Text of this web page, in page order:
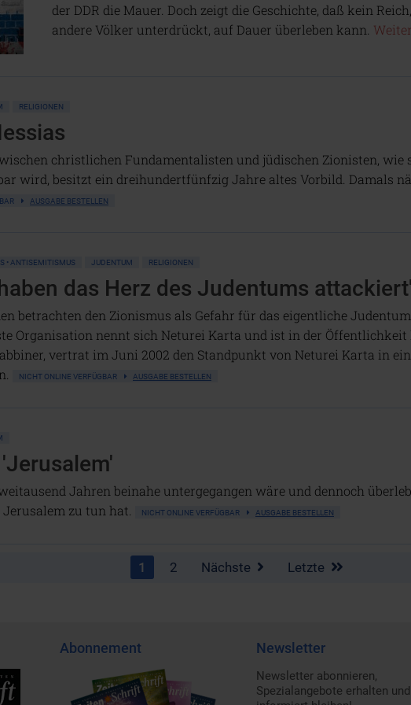
der DDR die Mauer. Doch zeigt die Geschichte, daß kein
andere Völker unterdrückt, auf Dauer überleben kann.
RELIGIONEN
christlichen Fundamentalisten und jüdischen Zionisten, wie
wird, besitzt ein dreihundertfünfzig Jahre altes Vorbild. Damals
AUSGABE BESTELLEN
• ANTISEMITISMUS JUDENTUM RELIGIONEN
das Herz des Judentums
betrachten den Zionismus als Gefahr für das eigentliche
Organisation nennt sich Neturei Karta und ist in der
vertrat im Juni 2002 den Standpunkt von Neturei Karta in
NICHT ONLINE VERFÜGBAR AUSGABE BESTELLEN
Jahren beinahe untergegangen wäre und dennoch
zu tun hat.
NICHT ONLINE VERFÜGBAR AUSGABE BESTELLEN
1 2 Nächste Letzte
Abonnement Newsletter
Newsletter abonnieren,
Spezialangebote erhalten und